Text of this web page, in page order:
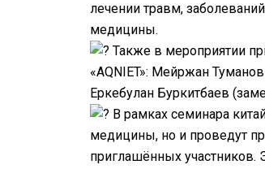
лечении травм,
медицины.
Также в мероприятии
«AQNIET»: Мейржан
Еркебулан Буркитбаев
В рамках семинара
медицины, но и проведут
приглашённых участников.